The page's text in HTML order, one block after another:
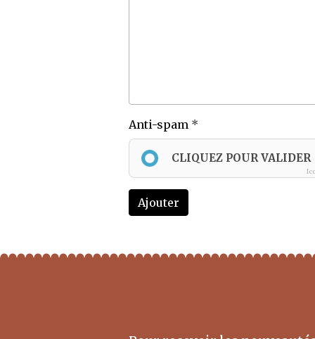
Anti-spam
CLIQUEZ POUR VALIDER
Ajouter